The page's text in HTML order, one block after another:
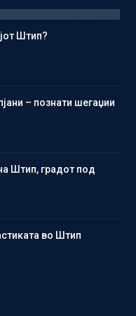
Штип?
– познати шегаџии
Штип, градот под
во Штип